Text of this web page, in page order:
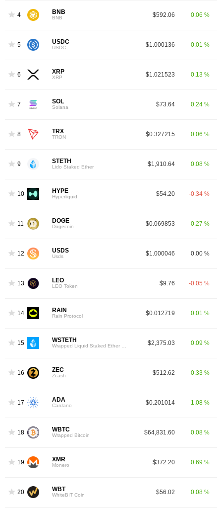
4 BNB
BNB $592.06 0.06 %
5 USDC
USDC $1.000136 0.01 %
6 XRP
XRP $1.021523 0.13 %
7 SOL
Solana $73.64 0.24 %
8 TRX
TRON $0.327215 0.06 %
9 STETH
Lido Staked Ether $1,910.64 0.08 %
10 HYPE
Hyperliquid $54.20 -0.34 %
11 DOGE
Dogecoin $0.069853 0.27 %
12 USDS
Usds $1.000046 0.00 %
13 LEO
LEO Token $9.76 -0.05 %
14 RAIN
Rain Protocol $0.012719 0.01 %
15 WSTETH $2,375.03 0.09 %
16 ZEC
Zcash $512.62 0.33 %
17 ADA
Cardano $0.201014 1.08 %
18 WBTC
Wrapped Bitcoin $64,831.60 0.08 %
19 XMR
Monero $372.20 0.69 %
20 WBT
WhiteBIT Coin $56.02 0.08 %